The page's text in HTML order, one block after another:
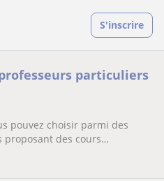
S'inscrire
particuliers
pouvez choisir parmi des
des cours